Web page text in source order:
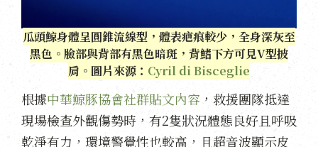
瓜頭鯨身體呈圓錐流線型，體表疤痕較少，全身深灰至
黑色。臉部與背部有黑色暗斑，背鰭下方可見V型披
肩。圖片來源： Cyril di Bisceglie
根據中華鯨豚協會社群貼文內容 ，救援團隊抵達
現場檢查外觀傷勢時，有2隻狀況體態良好且呼吸
乾淨有力，環境警覺性也較高，且超音波顯示皮